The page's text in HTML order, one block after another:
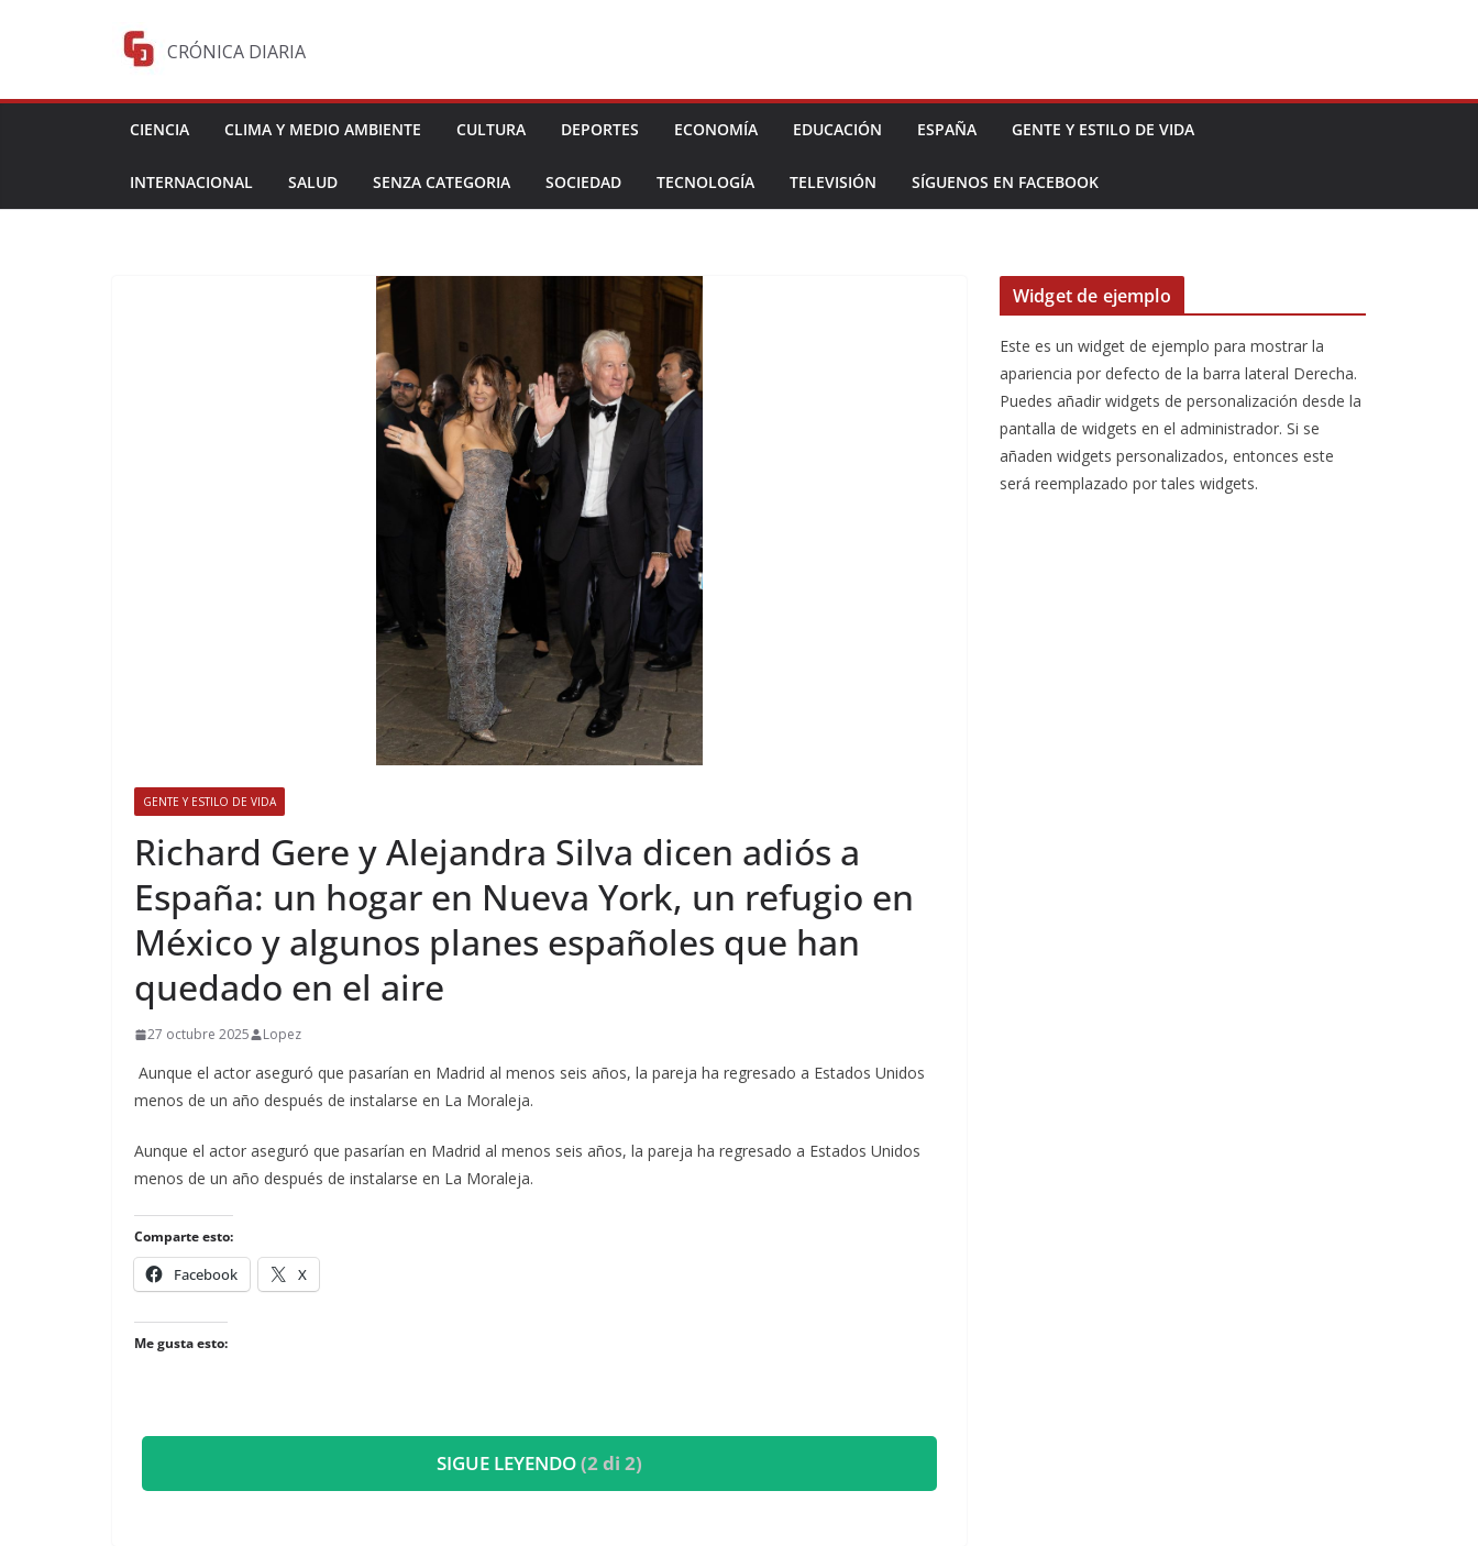
CRÓNICA DIARIA
CIENCIA CLIMA Y MEDIO AMBIENTE CULTURA DEPORTES ECONOMÍA EDUCACIÓN ESPAÑA GENTE Y ESTILO DE VIDA
INTERNACIONAL SALUD SENZA CATEGORIA SOCIEDAD TECNOLOGÍA TELEVISIÓN SÍGUENOS EN FACEBOOK
GENTE Y ESTILO DE VIDA
​Richard Gere y Alejandra Silva dicen adiós a
España: un hogar en Nueva York, un refugio en
México y algunos planes españoles que han
quedado en el aire
27 octubre 2025 Lopez
Aunque el actor aseguró que pasarían en Madrid al menos seis años, la pareja ha regresado a Estados Unidos
menos de un año después de instalarse en La Moraleja.
​Aunque el actor aseguró que pasarían en Madrid al menos seis años, la pareja ha regresado a Estados Unidos
menos de un año después de instalarse en La Moraleja.
Comparte esto:
Facebook X
Me gusta esto:
SIGUE LEYENDO(2 di 2)
Widget de ejemplo
Este es un widget de ejemplo para mostrar la
apariencia por defecto de la barra lateral Derecha.
Puedes añadir widgets de personalización desde la
pantalla de widgets en el administrador. Si se
añaden widgets personalizados, entonces este
será reemplazado por tales widgets.